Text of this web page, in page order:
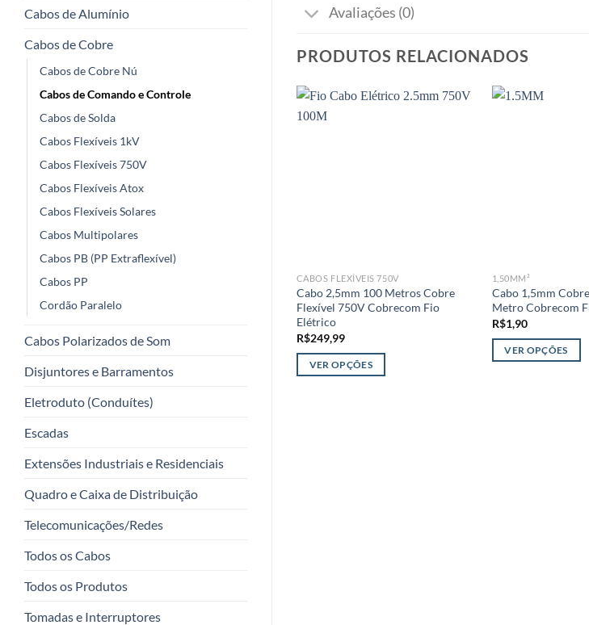
Cabos de Alumínio
Cabos de Cobre
Cabos de Cobre Nú
Cabos de Comando e Controle
Cabos de Solda
Cabos Flexíveis 1kV
Cabos Flexíveis 750V
Cabos Flexíveis Atox
Cabos Flexíveis Solares
Cabos Multipolares
Cabos PB (PP Extraflexível)
Cabos PP
Cordão Paralelo
Cabos Polarizados de Som
Disjuntores e Barramentos
Eletroduto (Conduítes)
Escadas
Extensões Industriais e Residenciais
Quadro e Caixa de Distribuição
Telecomunicações/Redes
Todos os Cabos
Todos os Produtos
Tomadas e Interruptores
Avaliações (0)
PRODUTOS RELACIONADOS
CABOS FLEXÍVEIS 750V
Cabo 2,5mm 100 Metros Cobre
Flexível 750V Cobrecom Fio
Elétrico
R$249,99
VER OPÇÕES
1,50MM²
Cabo 1,5mm
Metro Cobrecom
R$1,90
VER OPÇÕES